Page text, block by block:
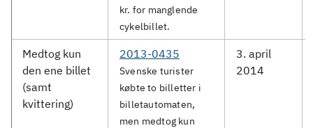
kr. for manglende
cykelbillet.
Medtog kun
den ene billet
(samt
kvittering)
2013-0435
Svenske turister
købte to billetter i
billetautomaten,
men medtog kun
3. april
2014